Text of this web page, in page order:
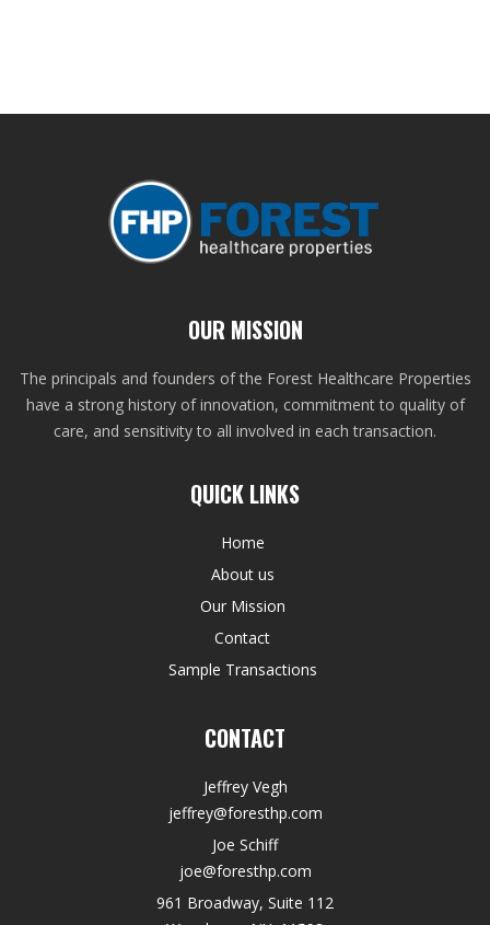
OUR MISSION
The principals and founders of the Forest Healthcare Properties
have a strong history of innovation, commitment to quality of
care, and sensitivity to all involved in each transaction.
QUICK LINKS
Home
About us
Our Mission
Contact
Sample Transactions
CONTACT
Jeffrey Vegh
jeffrey@foresthp.com
Joe Schiff
joe@foresthp.com
961 Broadway, Suite 112